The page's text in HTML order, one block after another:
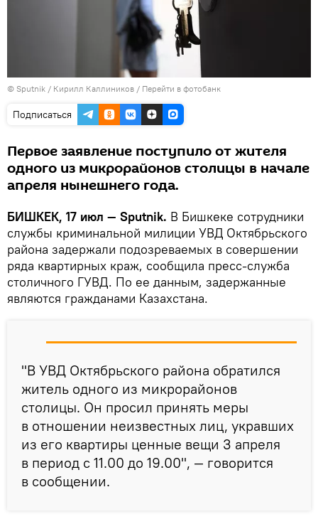
© Sputnik / Кирилл Каллиников / Перейти в фотобанк
Подписаться
Первое заявление поступило от жителя
одного из микрорайонов столицы в начале
апреля нынешнего года.
БИШКЕК, 17 июл — Sputnik. В Бишкеке сотрудники
службы криминальной милиции УВД Октябрьского
района задержали подозреваемых в совершении
ряда квартирных краж, сообщила пресс-служба
столичного ГУВД. По ее данным, задержанные
являются гражданами Казахстана.
"В УВД Октябрьского района обратился
житель одного из микрорайонов
столицы. Он просил принять меры
в отношении неизвестных лиц, укравших
из его квартиры ценные вещи 3 апреля
в период с 11.00 до 19.00", — говорится
в сообщении.